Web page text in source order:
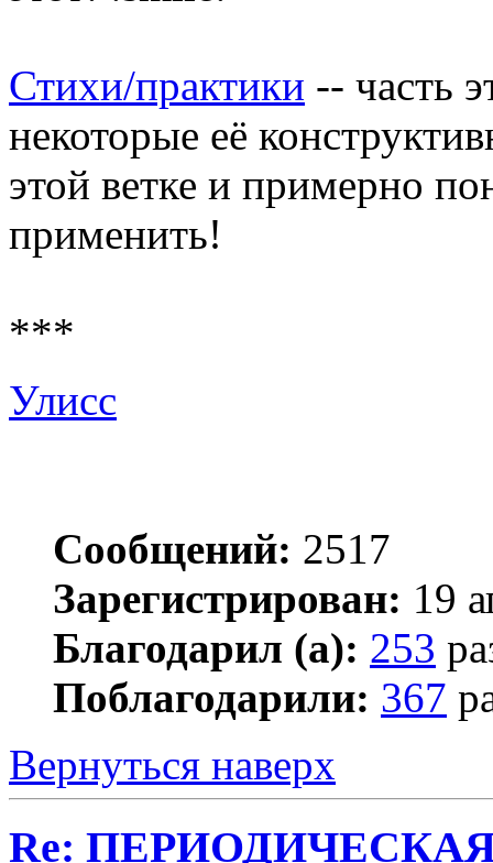
Стихи/практики -- часть
некоторые её
этой ветке и примерно
применить!
***
Улисс
Сообщений: 2517
Зарегистрирован: 19
Благодарил (а): 253
Поблагодарили: 367
Вернуться наверх
Re: